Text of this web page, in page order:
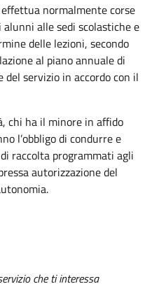
normalmente corse
alle sedi scolastiche e
delle lezioni, secondo
al piano annuale di
servizio in accordo con il
chi ha il minore in affido
l’obbligo di condurre e
raccolta programmati agli
autorizzazione del
che ti interessa